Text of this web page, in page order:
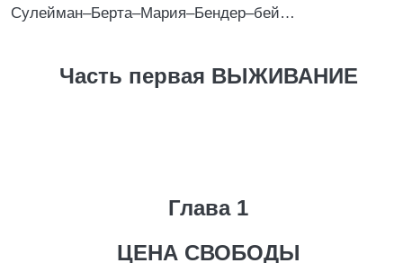
Сулейман–Берта–Мария–Бендер–бей…
Часть первая ВЫЖИВАНИЕ
Глава 1
ЦЕНА СВОБОДЫ